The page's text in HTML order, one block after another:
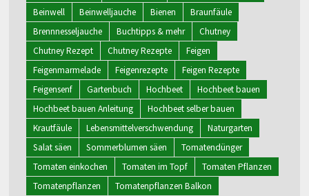
Beinwell
Beinwelljauche Bienen
Braunfäule
Brennnesseljauche
Buchtipps & mehr
Chutney
Chutney Rezept
Chutney Rezepte
Feigen
Feigenmarmelade
Feigenrezepte
Feigen Rezepte
Feigensenf
Gartenbuch Hochbeet
Hochbeet bauen
Hochbeet bauen Anleitung
Hochbeet selber bauen
Krautfäule
Lebensmittelverschwendung
Naturgarten
Salat säen
Sommerblumen säen
Tomatendünger
Tomaten einkochen
Tomaten im Topf
Tomaten Pflanzen
Tomatenpflanzen
Tomatenpflanzen Balkon